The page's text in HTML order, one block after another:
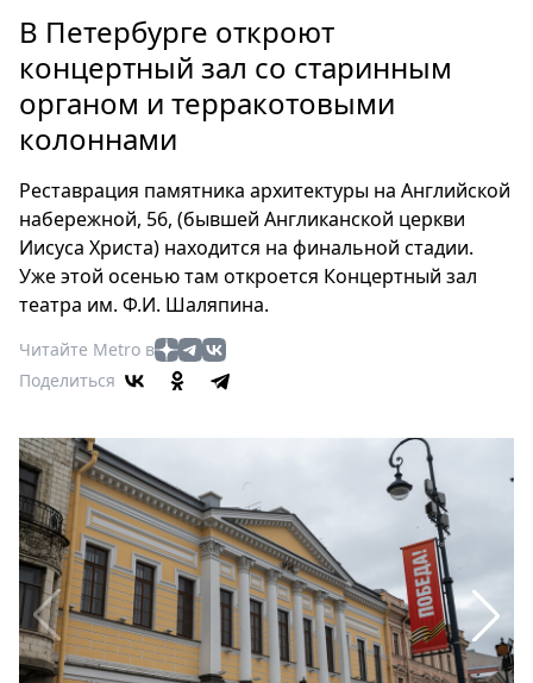
Россия
Мир
Здоровье
Еда
Мода
Театр
Кино
Афиша
Книги
Выставки
Пресс-
релизы
О
Metro
Стримы
Спецпроекты
Звезды
Выборы
2026
Скачай
В Петербурге откроют
концертный зал со старинным
органом и терракотовыми
колоннами
Реставрация памятника архитектуры на Английской
набережной, 56, (бывшей Англиканской церкви
Иисуса Христа) находится на финальной стадии.
Уже этой осенью там откроется Концертный зал
театра им. Ф.И. Шаляпина.
Читайте Metro в
Поделиться